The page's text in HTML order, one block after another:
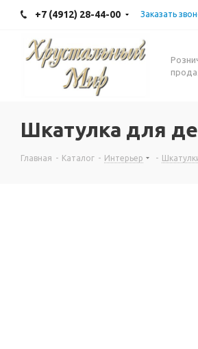
+7 (4912) 28-44-00 Заказать
Шкатулка для
Главная - Каталог - Интерьер -